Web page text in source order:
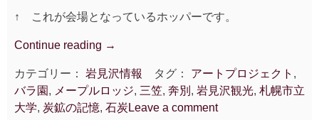
↑ これが会場となっているホッパーです。
Continue reading “奔
ア
ー
ト
→
カテゴリー： 岩見沢情報 タグ： アートプロジェクト ,
バラ園 , メープルロッジ, 三笠, 奔別 , 岩見沢観光, 札幌市立
大学, 炭鉱の記憶, 石炭 Leave a comment